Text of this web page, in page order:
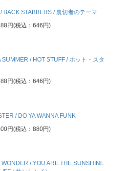
BACK STABBERS / 裏切者のテーマ
円(税込：646円)
SUMMER / HOT STUFF / ホット・スタ
円(税込：646円)
/ DO YA WANNA FUNK
円(税込：880円)
WONDER / YOU ARE THE SUNSHINE